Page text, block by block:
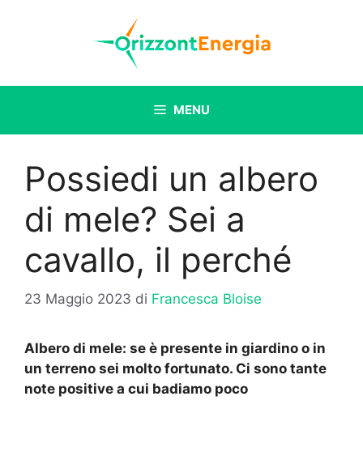
MENU
Possiedi un albero
di mele? Sei a
cavallo, il perché
23 Maggio 2023 di Francesca Bloise
Albero di mele: se è presente in giardino o in
un terreno sei molto fortunato. Ci sono tante
note positive a cui badiamo poco